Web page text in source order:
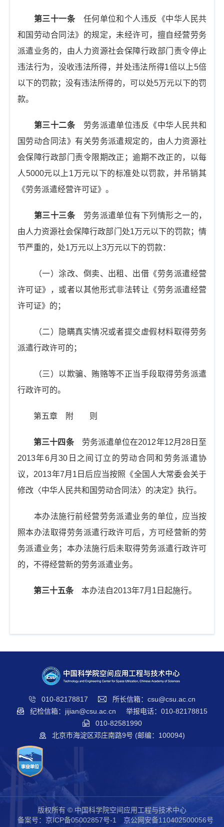
第三十一条任何单位和个人违反《中华人民共
和国劳动合同法》的规定，未经许可，擅自经营劳务
派遣业务的，由人力资源社会保障行政部门责令停止
违法行为，没收违法所得，并处违法所得1倍以上5倍
以下的罚款；没有违法所得的，可以处5万元以下的罚
款。
第三十二条劳务派遣单位违反《中华人民共和
国劳动合同法》有关劳务派遣规定的，由人力资源社
会保障行政部门责令限期改正；逾期不改正的，以每
人5000元以上1万元以下的标准处以罚款，并吊销其
《劳务派遣经营许可证》。
第三十三条劳务派遣单位有下列情形之一的，
由人力资源社会保障行政部门处1万元以下的罚款；情
节严重的，处1万元以上3万元以下的罚款：
（一）涂改、倒卖、出租、出借《劳务派遣经营
许可证》，或者以其他形式非法转让《劳务派遣经营
许可证》的；
（二）隐瞒真实情况或者提交虚假材料取得劳务
派遣行政许可的；
（三）以欺骗、贿赂等不正当手段取得劳务派遣
行政许可的。
第五章 附 则
第三十四条劳务派遣单位在2012年12月28日至
2013年6月30日之间订立的劳动合同和劳务派遣协
议，2013年7月1日后应当按照《全国人大常委会关于
修改〈中华人民共和国劳动合同法〉的决定》执行。
本办法施行前经营劳务派遣业务的单位，应当按
照本办法取得劳务派遣行政许可后，方可经营新的劳
务派遣业务；本办法施行后未取得劳务派遣行政许可
的，不得经营新的劳务派遣业务。
第三十五条本办法自2013年7月1日起施行。
010-82178817
所长信箱：csu@csu.ac.cn
纪检信箱：jijian@csu.ac.cn
举报电话：010-82178815
010-82581990
北京市海淀区邓庄南路9号 (邮编：100094)
版权所有 © 中国科学院空间应用工程与技术中心
备案号： 京ICP备05002857号-1 京公网安备110402500056号